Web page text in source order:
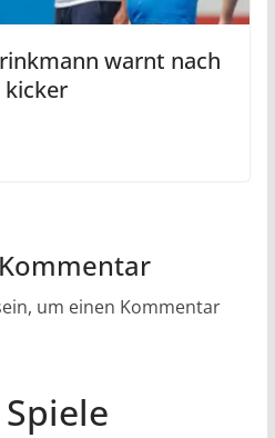
warnt nach
kicker
um einen Kommentar